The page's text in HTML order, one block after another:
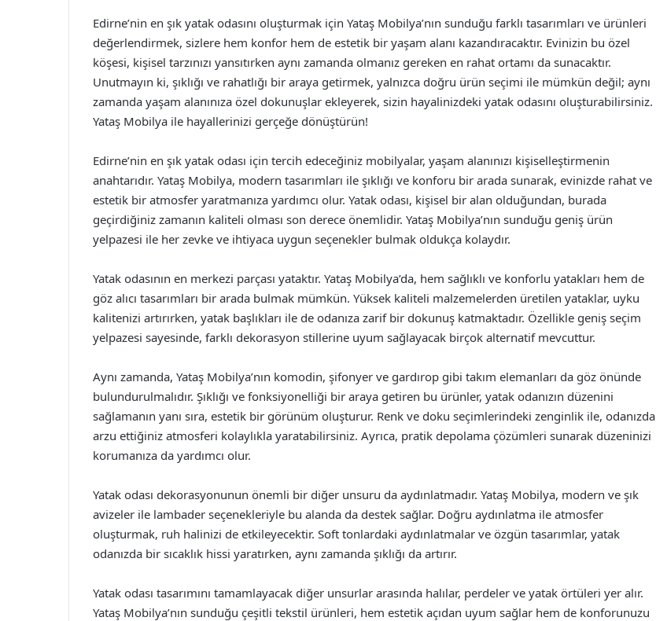
Edirne’nin en şık yatak odasını oluşturmak için Yataş Mobilya’nın sunduğu farklı tasarımları ve ürünleri
değerlendirmek, sizlere hem konfor hem de estetik bir yaşam alanı kazandıracaktır. Evinizin bu özel
köşesi, kişisel tarzınızı yansıtırken aynı zamanda olmanız gereken en rahat ortamı da sunacaktır.
Unutmayın ki, şıklığı ve rahatlığı bir araya getirmek, yalnızca doğru ürün seçimi ile mümkün değil; aynı
zamanda yaşam alanınıza özel dokunuşlar ekleyerek, sizin hayalinizdeki yatak odasını oluşturabilirsiniz.
Yataş Mobilya ile hayallerinizi gerçeğe dönüştürün!
Edirne’nin en şık yatak odası için tercih edeceğiniz mobilyalar, yaşam alanınızı kişiselleştirmenin
anahtarıdır. Yataş Mobilya, modern tasarımları ile şıklığı ve konforu bir arada sunarak, evinizde rahat ve
estetik bir atmosfer yaratmanıza yardımcı olur. Yatak odası, kişisel bir alan olduğundan, burada
geçirdiğiniz zamanın kaliteli olması son derece önemlidir. Yataş Mobilya’nın sunduğu geniş ürün
yelpazesi ile her zevke ve ihtiyaca uygun seçenekler bulmak oldukça kolaydır.
Yatak odasının en merkezi parçası yataktır. Yataş Mobilya’da, hem sağlıklı ve konforlu yatakları hem de
göz alıcı tasarımları bir arada bulmak mümkün. Yüksek kaliteli malzemelerden üretilen yataklar, uyku
kalitenizi artırırken, yatak başlıkları ile de odanıza zarif bir dokunuş katmaktadır. Özellikle geniş seçim
yelpazesi sayesinde, farklı dekorasyon stillerine uyum sağlayacak birçok alternatif mevcuttur.
Aynı zamanda, Yataş Mobilya’nın komodin, şifonyer ve gardırop gibi takım elemanları da göz önünde
bulundurulmalıdır. Şıklığı ve fonksiyonelliği bir araya getiren bu ürünler, yatak odanızın düzenini
sağlamanın yanı sıra, estetik bir görünüm oluşturur. Renk ve doku seçimlerindeki zenginlik ile, odanızda
arzu ettiğiniz atmosferi kolaylıkla yaratabilirsiniz. Ayrıca, pratik depolama çözümleri sunarak düzeninizi
korumanıza da yardımcı olur.
Yatak odası dekorasyonunun önemli bir diğer unsuru da aydınlatmadır. Yataş Mobilya, modern ve şık
avizeler ile lambader seçenekleriyle bu alanda da destek sağlar. Doğru aydınlatma ile atmosfer
oluşturmak, ruh halinizi de etkileyecektir. Soft tonlardaki aydınlatmalar ve özgün tasarımlar, yatak
odanızda bir sıcaklık hissi yaratırken, aynı zamanda şıklığı da artırır.
Yatak odası tasarımını tamamlayacak diğer unsurlar arasında halılar, perdeler ve yatak örtüleri yer alır.
Yataş Mobilya’nın sunduğu çeşitli tekstil ürünleri, hem estetik açıdan uyum sağlar hem de konforunuzu